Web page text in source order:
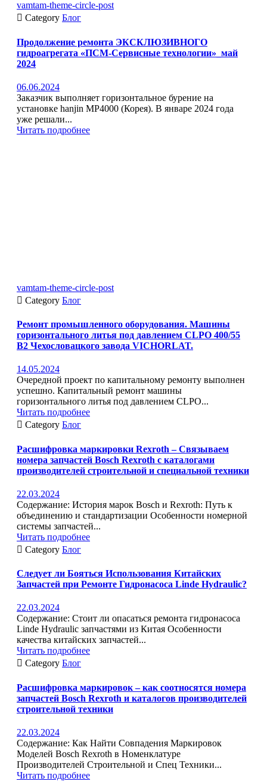
vamtam-theme-circle-post
 Category Блог
Продолжение ремонта ЭКСКЛЮЗИВНОГО
гидроагрегата «ПСМ-Сервисные технологии»_май
2024
06.06.2024
Заказчик выполняет горизонтальное бурение на
установке hanjin MP4000 (Корея). В январе 2024 года
уже решали...
Читать подробнее
vamtam-theme-circle-post
 Category Блог
Ремонт промышленного оборудования. Машины
горизонтального литья под давлением CLPO 400/55
B2 Чехословацкого завода VICHORLAT.
14.05.2024
Очередной проект по капитальному ремонту выполнен
успешно. Капитальный ремонт машины
горизонтального литья под давлением CLPO...
Читать подробнее
 Category Блог
Расшифровка маркировки Rexroth – Связываем
номера запчастей Bosch Rexroth с каталогами
производителей строительной и специальной техники
22.03.2024
Содержание: История марок Bosch и Rexroth: Путь к
объединению и стандартизации Особенности номерной
системы запчастей...
Читать подробнее
 Category Блог
Следует ли Бояться Использования Китайских
Запчастей при Ремонте Гидронасоса Linde Hydraulic?
22.03.2024
Содержание: Стоит ли опасаться ремонта гидронасоса
Linde Hydraulic запчастями из Китая Особенности
качества китайских запчастей...
Читать подробнее
 Category Блог
Расшифровка маркировок – как соотносятся номера
запчастей Bosch Rexroth и каталогов производителей
строительной техники
22.03.2024
Содержание: Как Найти Совпадения Маркировок
Моделей Bosch Rexroth в Номенклатуре
Производителей Строительной и Спец Техники...
Читать подробнее